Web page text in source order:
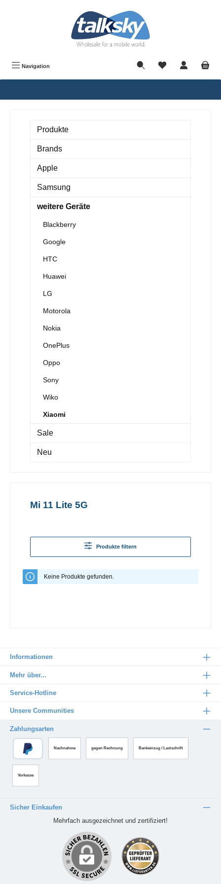
Navigation
Produkte
Brands
Apple
Samsung
weitere Geräte
Blackberry
Google
HTC
Huawei
LG
Motorola
Nokia
OnePlus
Oppo
Sony
Wiko
Xiaomi
Sale
Neu
Mi 11 Lite 5G
Produkte filtern
Keine Produkte gefunden.
Informationen
Mehr über...
Service-Hotline
Unsere Communities
Zahlungsarten
Nachnahme gegen Rechnung Bankeinzug / Lastschrift
Vorkasse
Sicher Einkaufen
Mehrfach ausgezeichnet und zertifiziert!